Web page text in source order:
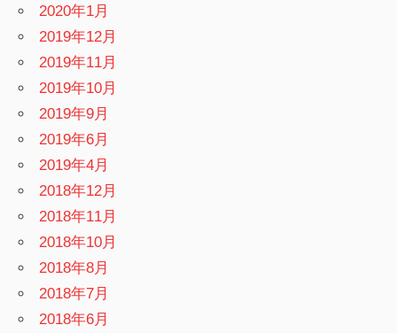
2020年1月
2019年12月
2019年11月
2019年10月
2019年9月
2019年6月
2019年4月
2018年12月
2018年11月
2018年10月
2018年8月
2018年7月
2018年6月